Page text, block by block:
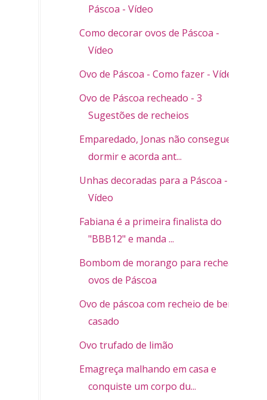
Páscoa - Vídeo
Como decorar ovos de Páscoa -
Vídeo
Ovo de Páscoa - Como fazer - Vídeo
Ovo de Páscoa recheado - 3
Sugestões de recheios
Emparedado, Jonas não consegue
dormir e acorda ant...
Unhas decoradas para a Páscoa -
Vídeo
Fabiana é a primeira finalista do
"BBB12" e manda ...
Bombom de morango para rechear
ovos de Páscoa
Ovo de páscoa com recheio de bem-
casado
Ovo trufado de limão
Emagreça malhando em casa e
conquiste um corpo du...